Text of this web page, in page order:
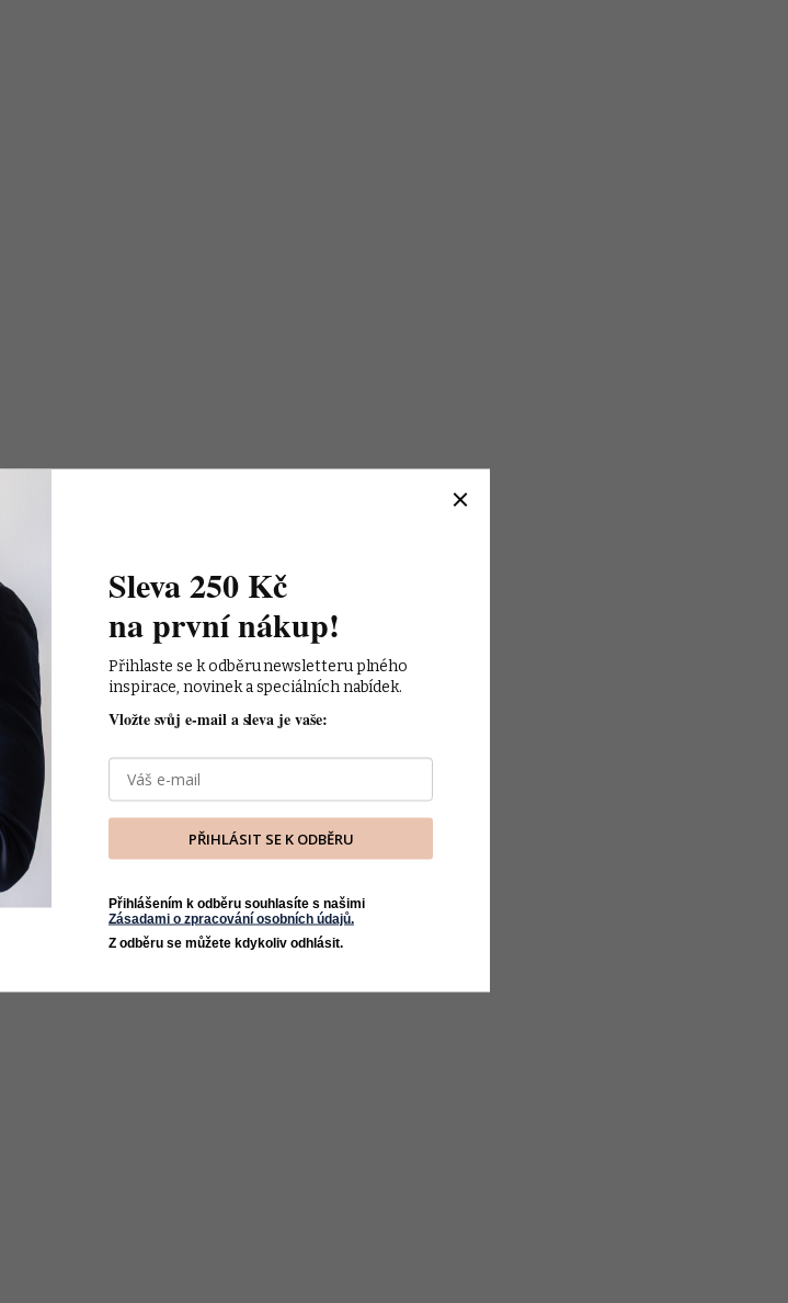
Sleva 250 Kč
na první nákup!
Přihlaste se k odběru newsletteru plného
inspirace, novinek a speciálních nabídek.
Vložte svůj e-mail a sleva je vaše:
PŘIHLÁSIT SE K ODBĚRU
Přihlášením k odběru souhlasíte s našimi
Zásadami o zpracování osobních údajů.
Z odběru se můžete kdykoliv odhlásit.